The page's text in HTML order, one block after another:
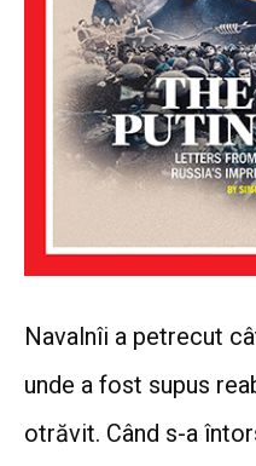
Navalnîi a petrecut
unde a fost supus
otrăvit. Când s-a